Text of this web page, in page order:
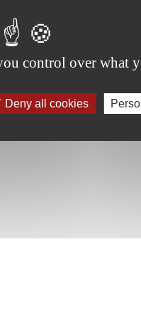
control over what
Deny all cookies